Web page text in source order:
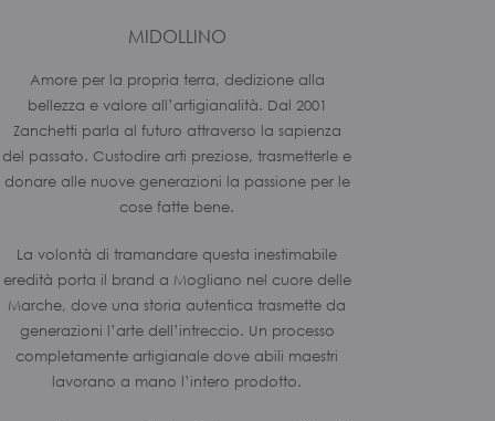
MIDOLLINO
Amore per la propria terra, dedizione alla
bellezza e valore all’artigianalità. Dal 2001
Zanchetti parla al futuro attraverso la sapienza
del passato. Custodire arti preziose, trasmetterle e
donare alle nuove generazioni la passione per le
cose fatte bene.
La volontà di tramandare questa inestimabile
eredità porta il brand a Mogliano nel cuore delle
Marche, dove una storia autentica trasmette da
generazioni l’arte dell’intreccio. Un processo
completamente artigianale dove abili maestri
lavorano a mano l’intero prodotto.